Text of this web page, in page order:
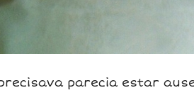
parecia estar